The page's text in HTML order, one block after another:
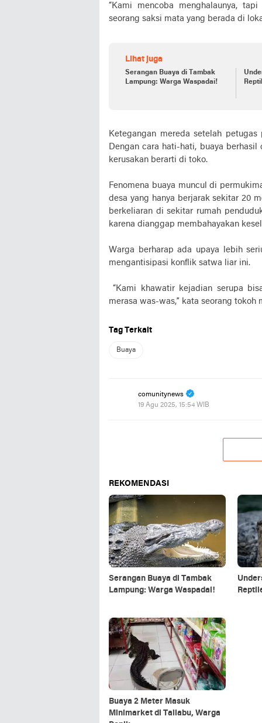
“Kami mencoba menghalaunya,
seorang saksi mata yang berada di
Lihat juga
Serangan Buaya di Tambak
Lampung: Warga Waspadai!
Ketegangan mereda setelah
Dengan cara hati-hati, buaya
kerusakan berarti di toko.
Fenomena buaya muncul di
desa yang hanya berjarak sekitar 20
berkeliaran di sekitar rumah
karena dianggap membahayakan
Warga berharap ada upaya lebih
mengantisipasi konflik satwa liar ini.
“Kami khawatir kejadian serupa
merasa was-was,” kata seorang tokoh
Tag Terkait
Buaya
comunitynews
19 Agu 2025, 15:54 WIB
REKOMENDASI
Serangan Buaya di Tambak
Lampung: Warga Waspadai!
Buaya 2 Meter Masuk
Minimarket di Taliabu, Warga